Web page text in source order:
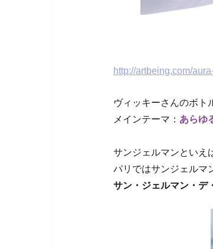
http://artbeing.com/
ヴィッキーさんのボト
メインテーマ： あらゆ
サンジェルマンといえ
パリではサンジェルマ
サン・ジェルマン・デ